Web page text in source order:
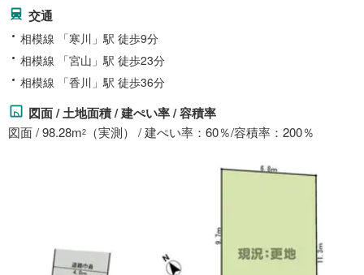
交通
相模線 「寒川」駅 徒歩9分
相模線 「宮山」駅 徒歩23分
相模線 「香川」駅 徒歩36分
図面 / 土地面積 / 建ぺい率 / 容積率
図面 / 98.28m2 （実測） / 建ぺい率：60％/容積率：200％